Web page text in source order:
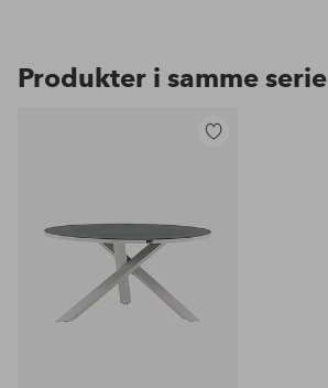
Produkter i samme serie